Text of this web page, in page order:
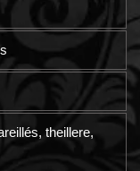
theillere,